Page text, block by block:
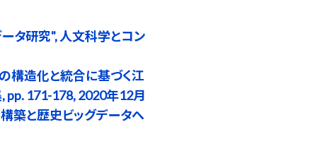
タ研究", 人文科学とコン
構造化と統合に基づく江
pp. 171-178, 2020年12月
築と歴史ビッグデータへ